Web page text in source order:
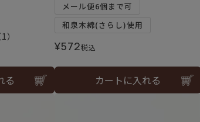
1）
る
メール便6個まで可
和泉木綿(さらし)使用
¥572税込
カートに入れる